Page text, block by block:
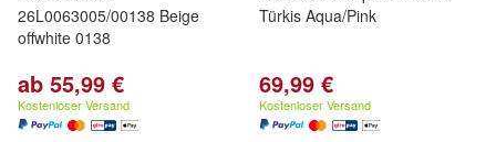
26L0063005/00138 Beige
offwhite 0138
ab 55,99 €
Kostenloser Versand
Türkis Aqua/Pink
69,99 €
Kostenloser Versand